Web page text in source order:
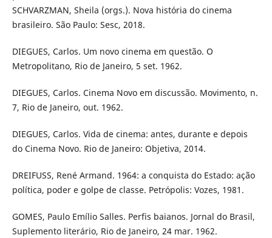
SCHVARZMAN, Sheila (orgs.). Nova história do cinema
brasileiro. São Paulo: Sesc, 2018.
DIEGUES, Carlos. Um novo cinema em questão. O
Metropolitano, Rio de Janeiro, 5 set. 1962.
DIEGUES, Carlos. Cinema Novo em discussão. Movimento, n.
7, Rio de Janeiro, out. 1962.
DIEGUES, Carlos. Vida de cinema: antes, durante e depois
do Cinema Novo. Rio de Janeiro: Objetiva, 2014.
DREIFUSS, René Armand. 1964: a conquista do Estado: ação
política, poder e golpe de classe. Petrópolis: Vozes, 1981.
GOMES, Paulo Emílio Salles. Perfis baianos. Jornal do Brasil,
Suplemento literário, Rio de Janeiro, 24 mar. 1962.